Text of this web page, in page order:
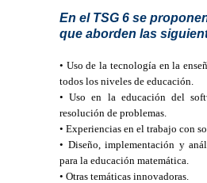
En el TSG 6 se
que aborden las
• Uso de la tecnología en la
todos los niveles de educación.
• Uso en la educación del
resolución de problemas.
• Experiencias en el trabajo con
• Diseño, implementación y
para la educación matemática.
• Otras temáticas innovadoras.